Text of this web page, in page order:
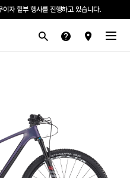
자 할부 행사를 진행하고 있습니다.